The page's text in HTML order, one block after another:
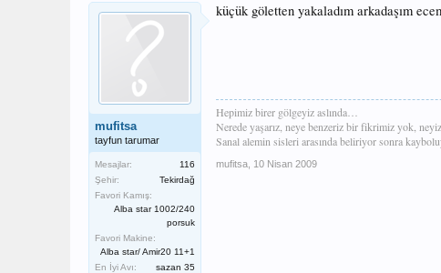
mufitsa
tayfun tarumar
Mesajlar:
116
Şehir:
Tekirdağ
Favori Kamış:
Alba star 1002/240
porsuk
Favori Makine:
Alba star/ Amir20 11+1
En İyi Avı:
sazan 35
küçük göletten yakaladım arkadaşım
Hepimiz birer gölgeyiz aslında…
Nerede yaşarız, neye benzeriz bir fikrimiz yok,
Sanal alemin sisleri arasında beliriyor sonra
mufitsa 10 Nisan 2009